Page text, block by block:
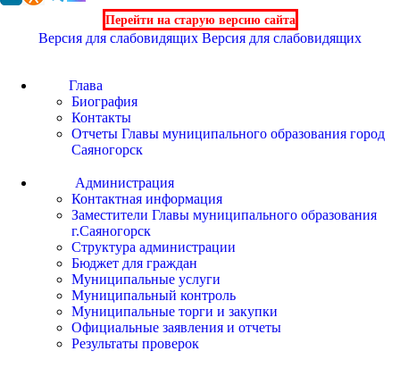
Перейти на старую версию сайта
Версия для слабовидящих Версия для слабовидящих
Глава
Биография
Контакты
Отчеты Главы муниципального образования город
Саяногорск
Администрация
Контактная информация
Заместители Главы муниципального образования
г.Саяногорск
Структура администрации
Бюджет для граждан
Муниципальные услуги
Муниципальный контроль
Муниципальные торги и закупки
Официальные заявления и отчеты
Результаты проверок